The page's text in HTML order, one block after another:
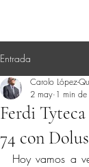
Entrada
Ferdi
74 con Dolus
Carolo López-
2 may 1 min de
Hoy vamos a